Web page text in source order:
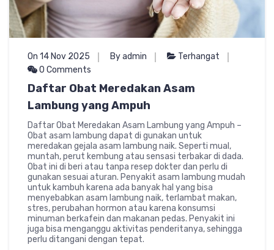
On 14 Nov 2025 By admin
Terhangat
0 Comments
Daftar Obat Meredakan Asam
Lambung yang Ampuh
Daftar Obat Meredakan Asam Lambung yang Ampuh –
Obat asam lambung dapat di gunakan untuk
meredakan gejala asam lambung naik. Seperti mual,
muntah, perut kembung atau sensasi terbakar di dada.
Obat ini di beri atau tanpa resep dokter dan perlu di
gunakan sesuai aturan. Penyakit asam lambung mudah
untuk kambuh karena ada banyak hal yang bisa
menyebabkan asam lambung naik, terlambat makan,
stres, perubahan hormon atau karena konsumsi
minuman berkafein dan makanan pedas. Penyakit ini
juga bisa menganggu aktivitas penderitanya, sehingga
perlu ditangani dengan tepat.